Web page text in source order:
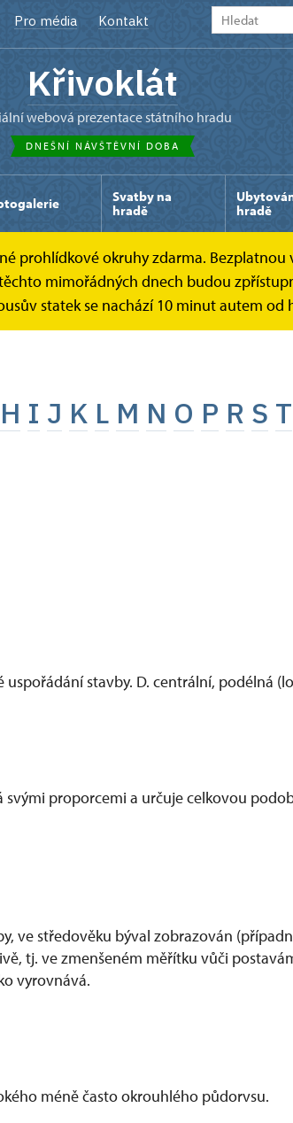
Pro média Kontakt
Křivoklát
webová prezentace státního hradu
DNEŠNÍ NÁVŠTĚVNÍ DOBA
Svatby na
hradě
hradě
prohlídkové okruhy zdarma.
mimořádných dnech budou
statek se nachází 10 minut autem od
I J K L M N O P R S T
stavby. D. centrální, podélná
svými proporcemi a určuje celkovou
ve středověku býval zobrazován
tj. ve zmenšeném měřítku vůči
vyrovnává.
méně často okrouhlého půdorvsu.